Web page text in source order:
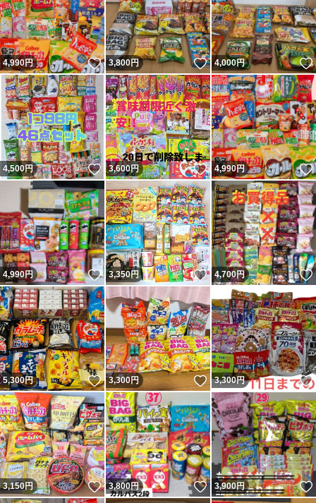
4,990円 いいね！
3,800円 いいね！
4,000円
4,500円 いいね！
3,600円 いいね！
4,990円
4,990円 いいね！
3,350円 いいね！
4,700円
5,300円 いいね！
3,300円 いいね！
3,300円
3,150円 いいね！
3,800円 いいね！
3,900円